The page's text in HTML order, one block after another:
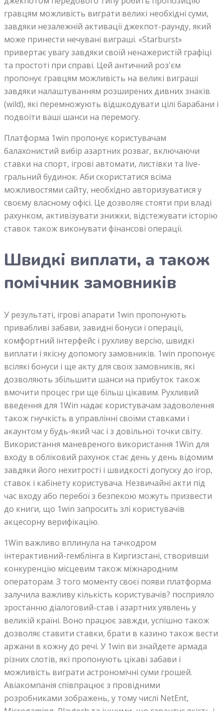
гравцям можливість виграти великі необхідні суми,
завдяки незалежній активації джекпот-раунду, який
може принести нечувані виграші. «Starburst»
привертає увагу завдяки своїй ненажеристій графіці
та простоті при справі. Цей античний роз'єм
пропонує гравцям можливість на великі виграші
завдяки налаштуванням розширених дивних знаків
(wild), які перемножують відшкодувати цілі барабани і
подвоїти ваші шанси на перемогу.
Платформа 1win пропонує користувачам
балахонистий вибір азартних розваг, включаючи
ставки на спорт, ігрові автомати, листівки та live-
гральний будинок. Аби скористатися всіма
можливостями сайту, необхідно авторизуватися у
своєму власному офісі. Це дозволяє стояти при владі
рахунком, активізувати знижки, відстежувати історію
ставок також виконувати фінансові операції.
Швидкі виплати, а також
помічник замовників
У результаті, ігрові апарати 1win пропонують
привабливі забави, завидні бонуси і операції,
комфортний інтерфейс і рухливу версію, швидкі
виплати і якісну допомогу замовників. 1win пропонує
всілякі бонуси і ще акту для своїх замовників, які
дозволяють збільшити шанси на прибуток також
вмочити процес гри ще більш цікавим. Рухливий
введення для 1Win надає користувачам задоволення
також гнучкість в управлінні своїми ставками і
акаунтом у будь-який час і з довільної точки світу.
Використання маневреного використання 1Win для
входу в обліковий рахунок стає день у день відомим
завдяки його нехитрості і швидкості допуску до ігор,
ставок і кабінету користувача. Незвичайні акти під
час входу або перебої з безпекою можуть призвести
до книги, що 1win запросить злі користувачів
акцесорну верифікацію.
1Win важливо вплинула на тачкодром
інтерактивний-гемблінга в Киргизстані, створивши
конкуренцію місцевим також міжнародним
операторам. З того моменту своєї появи платформа
залучила важливу кількість користувачів? посприяло
зростанню діалоговий-став і азартних уявлень у
великій країні. Воно працює завжди, успішно також
дозволяє ставити ставки, брати в казино також вести
аржани в кожну до речі. У 1win ви знайдете армада
різних слотів, які пропонують цікаві забави і
можливість виграти астрономічні суми грошей.
Авіакомпанія співпрацює з провідними
розробниками зображень, у тому числі NetEnt,